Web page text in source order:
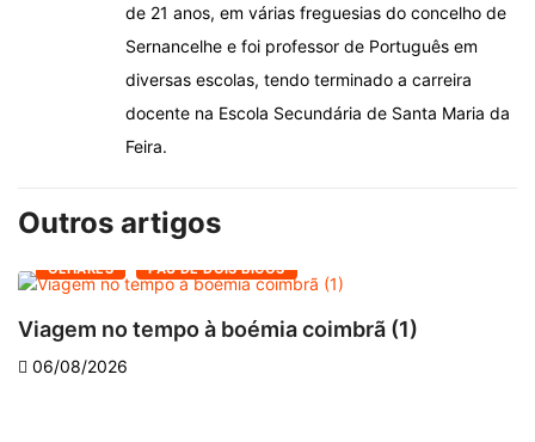
de 21 anos, em várias freguesias do concelho de
Sernancelhe e foi professor de Português em
diversas escolas, tendo terminado a carreira
docente na Escola Secundária de Santa Maria da
Feira.
Outros artigos
OLHARES PAU DE DOIS BICOS
Viagem no tempo à boémia coimbrã (1)
06/08/2026